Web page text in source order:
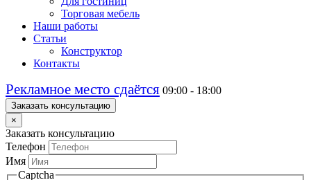
Торговая мебель
Наши работы
Статьи
Конструктор
Контакты
Рекламное место сдаётся 09:00 - 18:00
Заказать консультацию
×
Заказать консультацию
Телефон
Имя
Captcha